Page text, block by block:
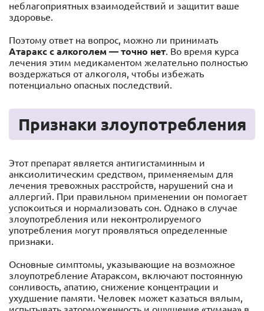
неблагоприятных взаимодействий и защитит ваше
здоровье.
Поэтому ответ на вопрос, можно ли принимать
Атаракс с алкоголем — точно нет. Во время курса
лечения этим медикаментом желательно полностью
воздержаться от алкоголя, чтобы избежать
потенциально опасных последствий.
Признаки злоупотребления
Этот препарат является антигистаминным и
анксиолитическим средством, применяемым для
лечения тревожных расстройств, нарушений сна и
аллергий. При правильном применении он помогает
успокоиться и нормализовать сон. Однако в случае
злоупотребления или неконтролируемого
употребления могут проявляться определенные
признаки.
Основные симптомы, указывающие на возможное
злоупотребление Атараксом, включают постоянную
сонливость, апатию, снижение концентрации и
ухудшение памяти. Человек может казаться вялым,